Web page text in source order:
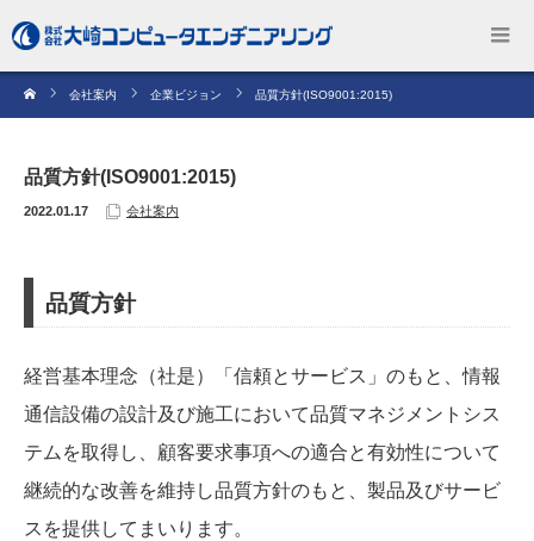
会社案内 企業ビジョン 品質方針(ISO9001:2015)
品質方針(ISO9001:2015)
2022.01.17 会社案内
品質方針
経営基本理念（社是）「信頼とサービス」のもと、情報
通信設備の設計及び施工において品質マネジメントシス
テムを取得し、顧客要求事項への適合と有効性について
継続的な改善を維持し品質方針のもと、製品及びサービ
スを提供してまいります。